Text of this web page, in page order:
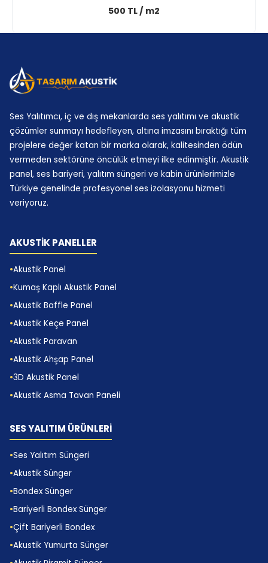
gerekir. Bondex katmanı bu bütünsel yaklaşımda
önemli bir görev alır.
Endüstriyel gürültü kontrol yapılarında bakım
erişimi, sıcaklık ve nem koşulları da hesaba katılır.
proje mühendisliğiyle kurulmalıdır.
Bondex Sünger Kullanım
Alanları
Stüdyo ve Müzik Odası Ses İzolasyonu
duvar kesitinde geçiş azaltımı için kullanılır; yüzey
yankı kontrolü için çoğu zaman
süngerveya
tamamlanır.
Jeneratör Kabini İç Yalıtım Katmanları
Jeneratör kabini iç yalıtım katmanlarında bondex,
kabin içi titreşim ve darbe etkisini düşürmeye
destek olur. Sistem hedefi ve bakım döngüsüne
göre katmanlar özelleştirilir.
Ofis Bölme Duvar Ses Kesme Yapıları
arası bondex kullanımı, konuşma transferini
düşürerek mahremiyeti artırır. Açık ofislerde bu fark
iş verimine yansır.
Sinema Odası Zemin Ses İzolasyonu
Sinema odası zemin ses izolasyonunda bondex
katmanı, alt kata iletilen titreşimi azaltarak daha
konforlu kullanım sağlar. Doğru şap ve kaplama
500 TL / m2
Ses Yalıtımcı, iç ve dış mekanlarda ses yalıtımı ve akustik
çözümler sunmayı hedefleyen, altına imzasını bıraktığı tüm
projelere değer katan bir marka olarak, kalitesinden ödün
vermeden sektörüne öncülük etmeyi ilke edinmiştir. Akustik
panel, ses bariyeri, yalıtım süngeri ve kabin ürünlerimizle
Türkiye genelinde profesyonel ses izolasyonu hizmeti
veriyoruz.
AKUSTİK PANELLER
Akustik Panel
Kumaş Kaplı Akustik Panel
Akustik Baffle Panel
Akustik Keçe Panel
Akustik Paravan
Akustik Ahşap Panel
3D Akustik Panel
Akustik Asma Tavan Paneli
SES YALITIM ÜRÜNLERİ
Ses Yalıtım Süngeri
Akustik Sünger
Bondex Sünger
Bariyerli Bondex Sünger
Çift Bariyerli Bondex
Akustik Yumurta Sünger